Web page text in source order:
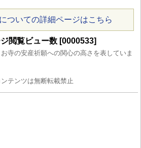
ついての詳細ページはこちら
閲覧ビュー数 [0000533]
寺の安産祈願への関心の高さを表していま
テンツは無断転載禁止